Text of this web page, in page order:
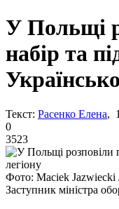
У Польщі
набір та
Текст: Расенко Елена,
0
3523
Фото: Maciek Jazwiecki
Заступник міністра